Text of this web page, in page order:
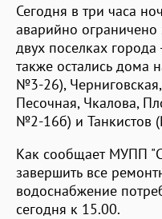
Сегодня в три часа
аварийно
двух поселках
также остались
№3-26),
Песочная, Чкалова,
№2-16б) и
Как сообщает МУПП
завершить все
водоснабжение
сегодня к 15.00.